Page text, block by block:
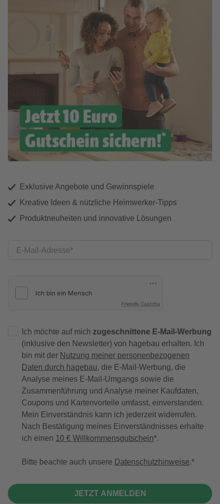
Exklusive Angebote und Gewinnspiele
Kreative Ideen & nützliche Heimwerker-Tipps
Produktneuheiten und innovative Lösungen
E-Mail-Adresse
Friendly Captcha
Ich möchte auf mich zugeschnittene E-Mail-Werbung
(inklusive den Newsletter) von hagebau erhalten. Ich
bin mit der Nutzung meiner personenbezogenen
Daten durch hagebau, die E-Mail-Werbung, die
Analyse meines E-Mail-Umgangs sowie die
Zusammenführung und Analyse meiner Kaufdaten,
Coupons und Kartenvorteile umfasst, einverstanden.
Mein Einverständnis kann ich jederzeit widerrufen.
Nach Bestätigung meines Einverständnisses erhalte
ich einen 10 € Willkommensgutschein*.
Bitte beachte auch unsere Datenschutzhinweise.
JETZT ANMELDEN